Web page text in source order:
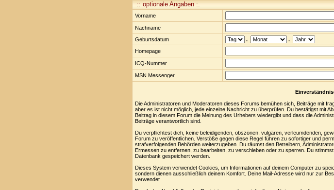
:: optionale Angaben :.
Vorname
Nachname
Geburtsdatum
.
.
Homepage
ICQ-Nummer
MSN Messenger
Die Administratoren und Moderatoren dieses Forums bemühen sich, Beiträge mit
aber es ist nicht möglich, jede einzelne Nachricht zu überprüfen. Du bestätigst mit
Beitrag in diesem Forum die Meinung des Urhebers wiedergibt und dass die
Beiträge verantwortlich sind.
Du verpflichtest dich, keine beleidigenden, obszönen, vulgären, verleumdenden,
Forum zu veröffentlichen. Verstöße gegen diese Regel führen zu sofortiger und
strafverfolgenden Behörden weiterzugeben. Du räumst den Betreibern,
Ermessen zu entfernen, zu bearbeiten, zu verschieben oder zu sperren. Du
Datenbank gespeichert werden.
Dieses System verwendet Cookies, um Informationen auf deinem Computer zu
sondern dienen ausschließlich deinem Komfort. Deine Mail-Adresse wird nur zur
verwendet.